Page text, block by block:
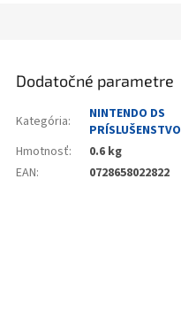
Dodatočné parametre
Kategória:
NINTENDO DS
PRÍSLUŠENSTVO
Hmotnosť:
0.6 kg
EAN: 0728658022822